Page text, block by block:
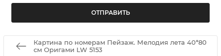
Картина по номерам Пейзаж. Мелодия лета 40*80
см Оригами LW 5153